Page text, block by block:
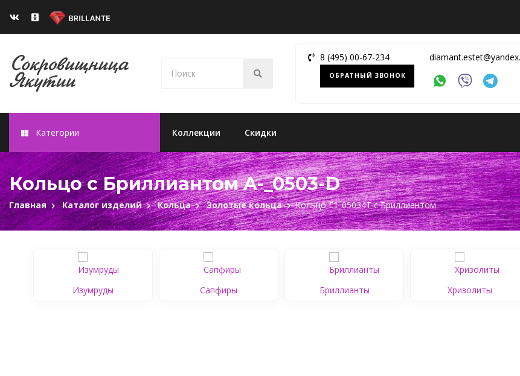
8 (495) 00-67-234
ОБРАТНЫЙ ЗВОНОК
Категории Коллекции Скидки
Кольцо с Бриллиантом A-_0503-D
Главная Каталог изделий Кольца Золотые кольца Кольцо Е1_05034Т c Бриллиантом
Изумруды Сапфиры Бриллианты Хризолиты